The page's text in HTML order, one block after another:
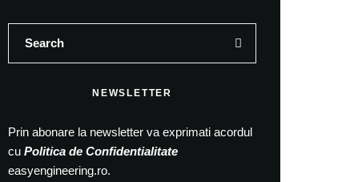
NEWSLETTER
Prin abonare la newsletter va exprimati acordul
cu Politica de Confidentialitate
easyengineering.ro.